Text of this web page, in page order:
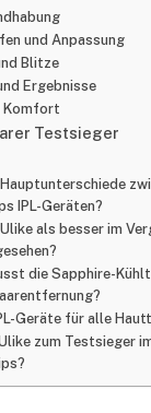
und Anpassung
Blitze
Ergebnisse
Komfort
Testsieger
IPL-Geräten?
als besser im
die Sapphire-
Geräte für alle
zum Testsieger